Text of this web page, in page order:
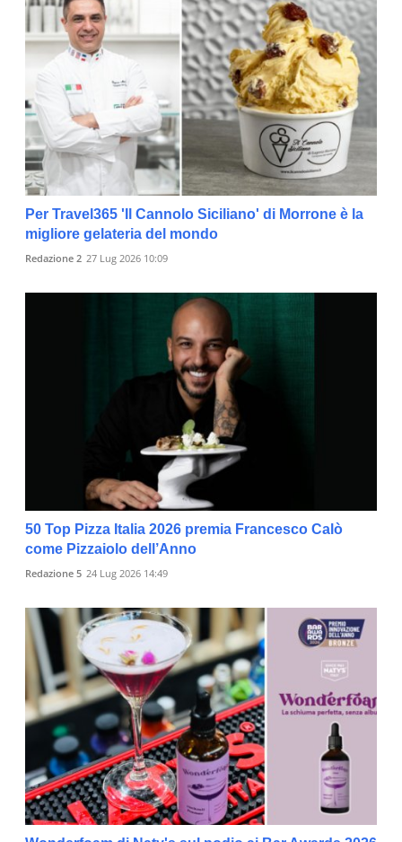
Per Travel365 'Il Cannolo Siciliano' di Morrone è la
migliore gelateria del mondo
Redazione 2 27 Lug 2026 10:09
50 Top Pizza Italia 2026 premia Francesco Calò
come Pizzaiolo dell’Anno
Redazione 5 24 Lug 2026 14:49